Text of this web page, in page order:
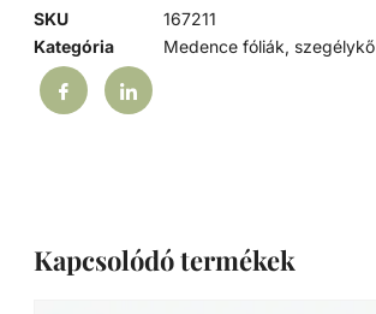
SKU
167211
Kategória
Medence fóliák, szegélykő
Kapcsolódó termékek